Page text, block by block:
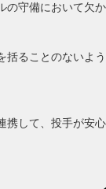
の守備において欠
括ることのないよ
携して、投手が安